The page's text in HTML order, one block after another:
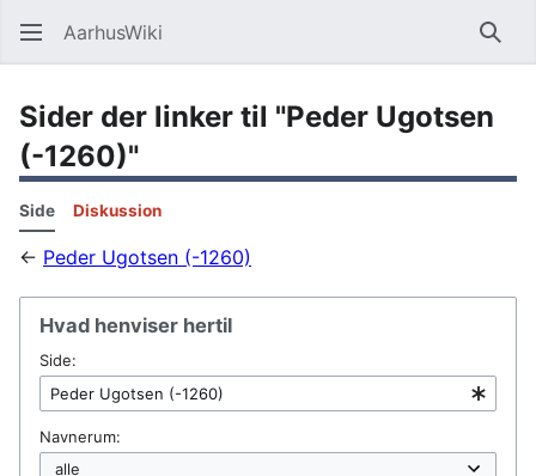
AarhusWiki Søg
Sider der linker til "Peder Ugotsen
(-1260)"
Side Diskussion
← Peder Ugotsen (-1260)
Hvad henviser hertil
Side:
Navnerum: